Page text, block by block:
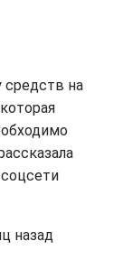
средств на
назад